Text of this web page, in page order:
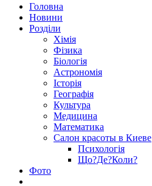
Головна
Новини
Розділи
Хімія
Фізика
Біологія
Астрономія
Історія
Географія
Культура
Медицина
Математика
Салон красоты в Киеве
Психологія
Що?Де?Коли?
Фото